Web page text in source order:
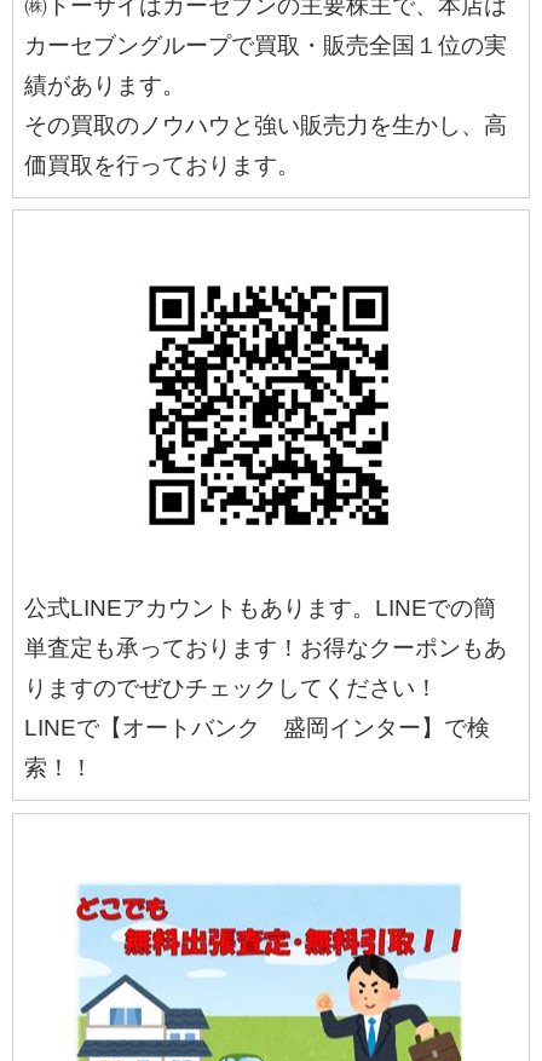
㈱トーサイはカーセブンの主要株主で、本店は
カーセブングループで買取・販売全国１位の実
績があります。
その買取のノウハウと強い販売力を生かし、高
価買取を行っております。
公式LINEアカウントもあります。LINEでの簡
単査定も承っております！お得なクーポンもあ
りますのでぜひチェックしてください！
LINEで【オートバンク 盛岡インター】で検
索！！